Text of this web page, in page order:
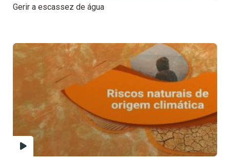
Gerir a escassez de água